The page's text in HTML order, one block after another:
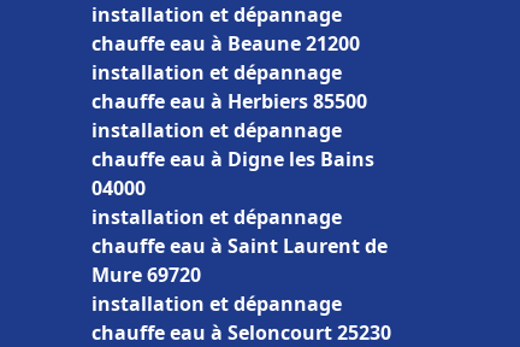
installation et dépannage
chauffe eau à Beaune 21200
installation et dépannage
chauffe eau à Herbiers 85500
installation et dépannage
chauffe eau à Digne les Bains
04000
installation et dépannage
chauffe eau à Saint Laurent de
Mure 69720
installation et dépannage
chauffe eau à Seloncourt 25230